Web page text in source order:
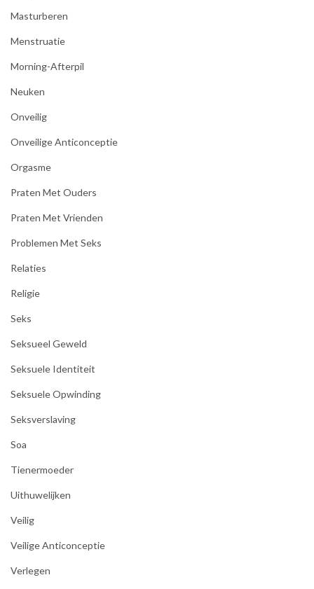
Masturberen
Menstruatie
Morning-Afterpil
Neuken
Onveilig
Onveilige Anticonceptie
Orgasme
Praten Met Ouders
Praten Met Vrienden
Problemen Met Seks
Relaties
Religie
Seks
Seksueel Geweld
Seksuele Identiteit
Seksuele Opwinding
Seksverslaving
Soa
Tienermoeder
Uithuwelijken
Veilig
Veilige Anticonceptie
Verlegen